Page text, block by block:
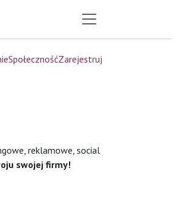
SpołecznośćZarejestruj
reklamowe, social
swojej firmy!